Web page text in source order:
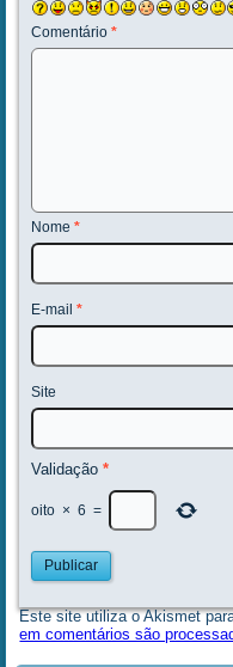
Comentário*
Nome*
E-mail*
Site
Validação *
oito × 6 =
Este site utiliza o Akismet
em comentários são